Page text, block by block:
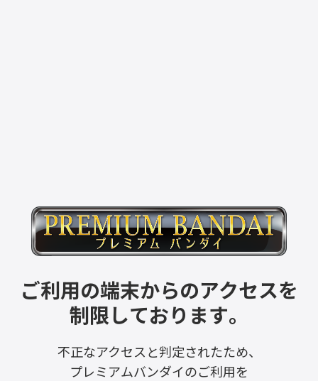
ご利用の端末からのアクセスを
制限しております。
不正なアクセスと判定されたため、
プレミアムバンダイのご利用を